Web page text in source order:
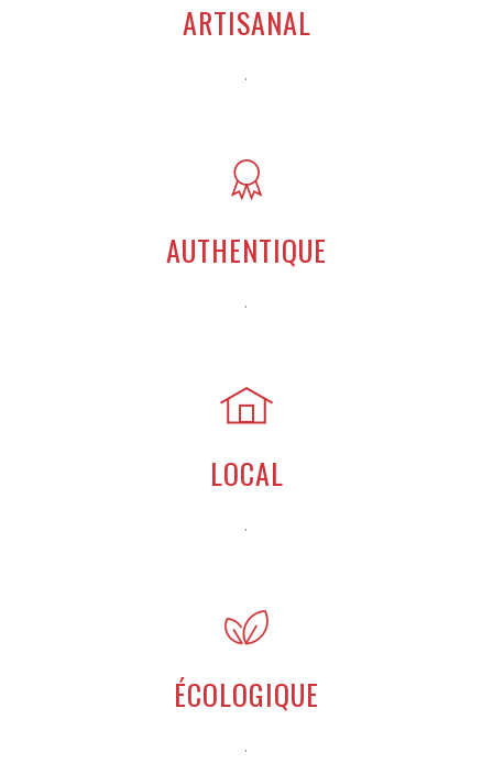
ARTISANAL
.
AUTHENTIQUE
.
LOCAL
.
ÉCOLOGIQUE
.